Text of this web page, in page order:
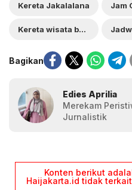
Kereta Jakalalana
Kereta wisata baru
Bagikan
Edies Aprilia
Merekam
Jurnalistik